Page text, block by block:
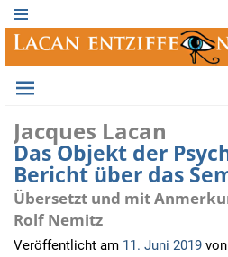
Jacques Lacan
Das Objekt der
Bericht über das
Übersetzt und mit
Rolf Nemitz
Veröffentlicht am 11. Juni 2019 von